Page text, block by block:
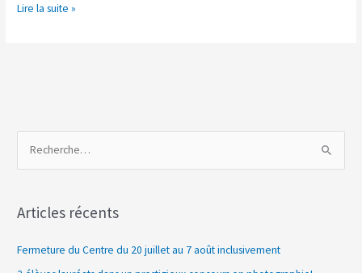
Lire la suite »
h
Articles récents
Fermeture du Centre du 20 juillet au 7 août inclusivement